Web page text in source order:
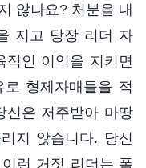
않나요? 처분을 내
지고 당장 리더 자
적인 이익을 지키면
형제자매들을 적
신은 저주받아 마땅
지 않습니다. 당신
런 거짓 리더는 폭